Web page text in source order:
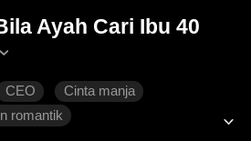
Ayah Cari Ibu 40
CEO
Cinta manja
romantik